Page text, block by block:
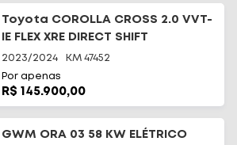
Toyota COROLLA CROSS 2.0 VVT-
IE FLEX XRE DIRECT SHIFT
2023/2024 KM 47452
Por apenas
R$ 145.900,00
GWM ORA 03 58 KW ELÉTRICO